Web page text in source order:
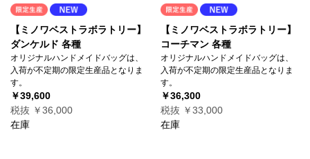
【ミノワベストラボラトリー】
ダンケルド 各種
オリジナルハンドメイドバッグは、
入荷が不定期の限定生産品となりま
す。
￥39,600
税抜 ￥36,000
在庫
【ミノワベストラボラトリー】
コーチマン 各種
オリジナルハンドメイドバッグは、
入荷が不定期の限定生産品となりま
す。
￥36,300
税抜 ￥33,000
在庫